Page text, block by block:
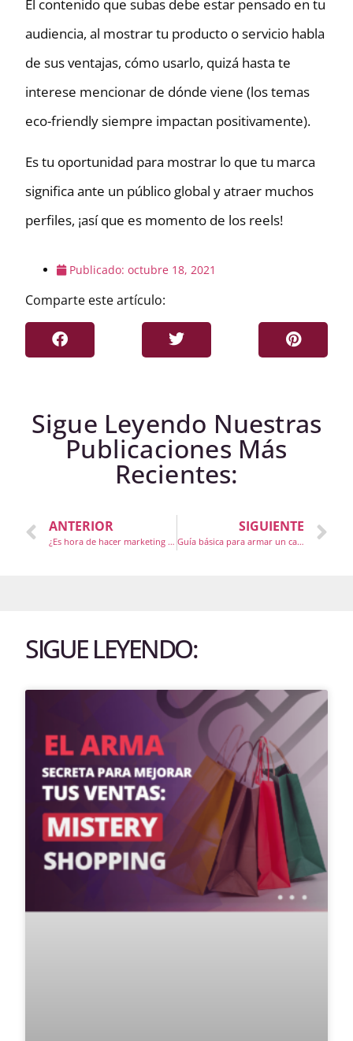
El contenido que subas debe estar pensado en tu
audiencia, al mostrar tu producto o servicio habla
de sus ventajas, cómo usarlo, quizá hasta te
interese mencionar de dónde viene (los temas
eco-friendly siempre impactan positivamente).
Es tu oportunidad para mostrar lo que tu marca
significa ante un público global y atraer muchos
perfiles, ¡así que es momento de los reels!
Publicado: octubre 18, 2021
Comparte este artículo:
Sigue Leyendo Nuestras
Publicaciones Más
Recientes:
ANTERIOR
¿Es hora de hacer marketing sólo en Instagram?
SIGUIENTE
Guía básica para armar un calendario de contenido para Redes Sociales
SIGUE LEYENDO: